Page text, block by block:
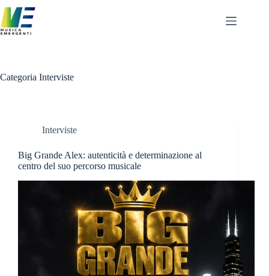
al
contenuto
Categoria Interviste
Interviste
Big Grande Alex: autenticità e determinazione al
centro del suo percorso musicale